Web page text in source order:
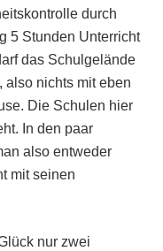
durch
5 Stunden Unterricht
das Schulgelände
also nichts mit eben
Die Schulen hier
In den paar
also entweder
mit seinen
nur zwei